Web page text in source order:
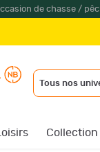
de chasse /
Tous nos
Collection